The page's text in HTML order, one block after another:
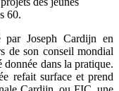
60.
par Joseph Cardijn en
de son conseil mondial
dans la pratique.
refait surface et prend